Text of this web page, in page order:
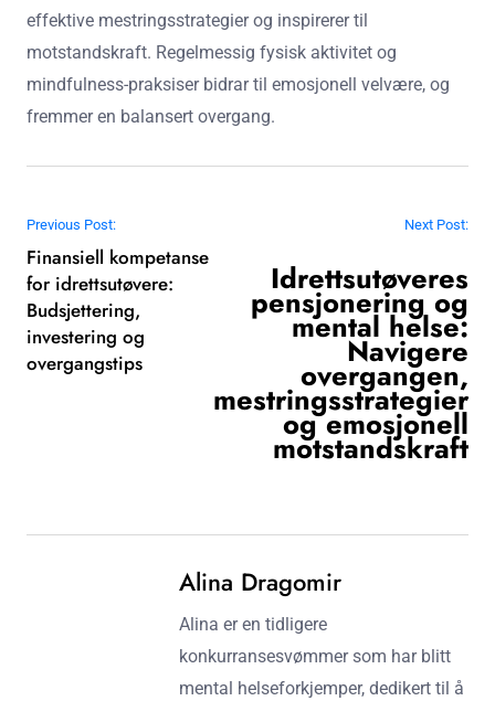
effektive mestringsstrategier og inspirerer til
motstandskraft. Regelmessig fysisk aktivitet og
mindfulness-praksiser bidrar til emosjonell velvære, og
fremmer en balansert overgang.
Post navigation
Previous Post:
Finansiell kompetanse
for idrettsutøvere:
Budsjettering,
investering og
overgangstips
Next Post:
Idrettsutøveres
pensjonering og
mental helse:
Navigere
overgangen,
mestringsstrategier
og emosjonell
motstandskraft
Alina Dragomir
Alina er en tidligere
konkurransesvømmer som har blitt
mental helseforkjemper, dedikert til å